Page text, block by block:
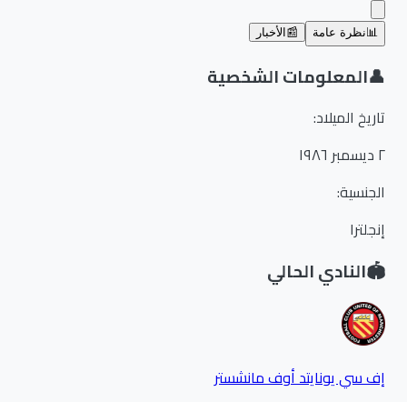
نظرة عامة 📰 الأخبار
المعلومات الشخصية
تاريخ الميلاد:
الجنسية:
إنجلترا
النادي الحالي
إف سي يونايتد أوف مانشستر